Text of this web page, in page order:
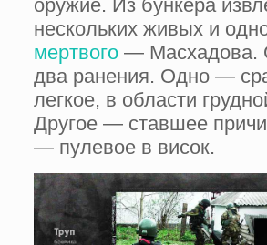
оружие. Из бункера
нескольких живых и
мертвого— Масхадова.
два ранения. Одно —
легкое, в области
Другое — ставшее
— пулевое в висок.